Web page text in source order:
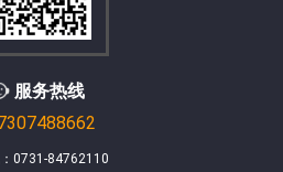
服务热线
0731-84762110